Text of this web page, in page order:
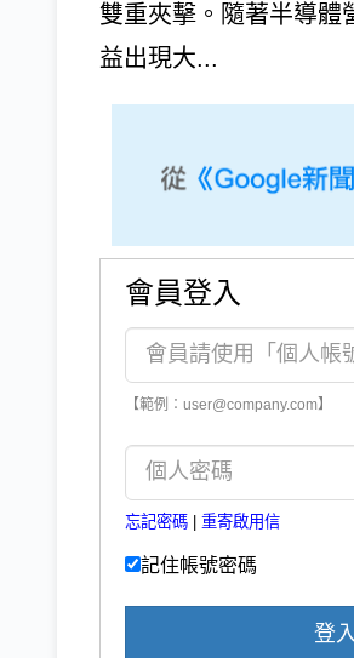
雙重夾擊。隨著半導體
益出現大...
會員登入
【範例：user@company.com】
忘記密碼 重寄啟用信
記住帳號密碼
登入